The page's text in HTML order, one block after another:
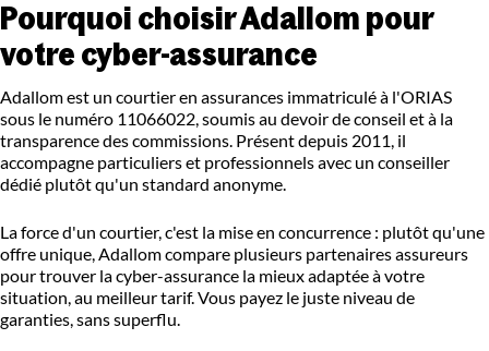
Pourquoi choisir Adallom pour
votre cyber-assurance
Adallom est un courtier en assurances immatriculé à l'ORIAS
sous le numéro 11066022, soumis au devoir de conseil et à la
transparence des commissions. Présent depuis 2011, il
accompagne particuliers et professionnels avec un conseiller
dédié plutôt qu'un standard anonyme.
La force d'un courtier, c'est la mise en concurrence : plutôt qu'une
offre unique, Adallom compare plusieurs partenaires assureurs
pour trouver la cyber-assurance la mieux adaptée à votre
situation, au meilleur tarif. Vous payez le juste niveau de
garanties, sans superflu.